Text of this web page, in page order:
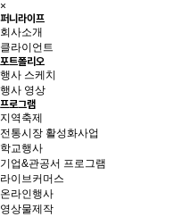
×
퍼니라이프
회사소개
클라이언트
포트폴리오
행사 스케치
행사 영상
프로그램
지역축제
전통시장 활성화사업
학교행사
기업&관공서 프로그램
라이브커머스
온라인행사
영상물제작